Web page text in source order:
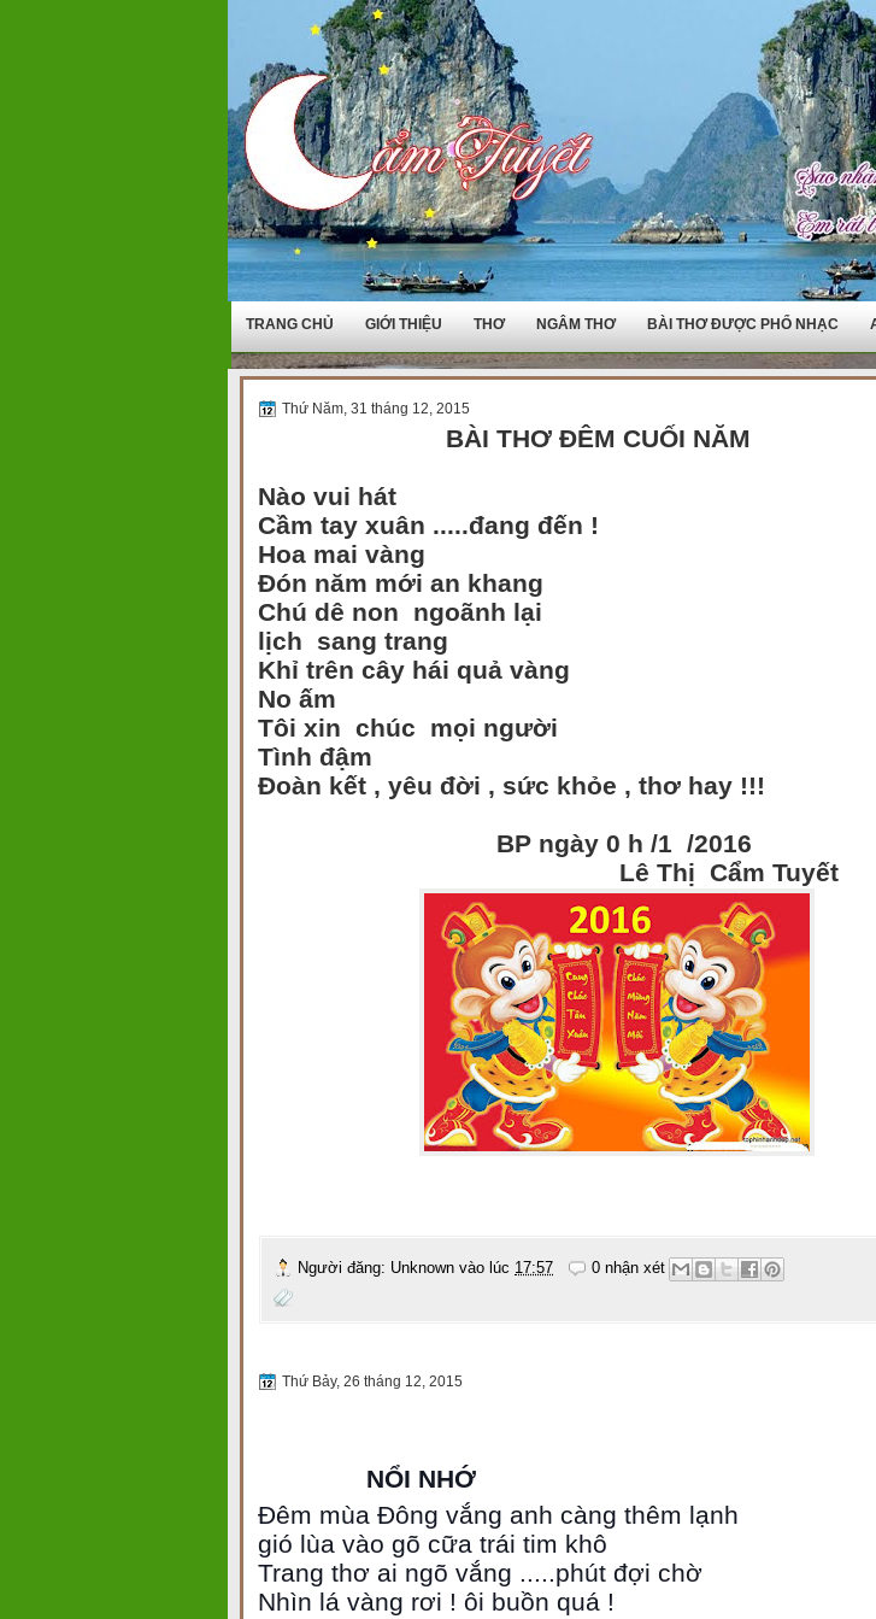
TRANG CHỦ GIỚI THIỆU THƠ NGÂM THƠ BÀI THƠ ĐƯỢC PHỔ NHẠC
Thứ Năm, 31 tháng 12, 2015
BÀI THƠ ĐÊM CUỐI NĂM
Nào vui hát
Cầm tay xuân .....đang đến !
Hoa mai vàng
Đón năm mới an khang
Chú dê non ngoãnh lại
lịch sang trang
Khỉ trên cây hái quả vàng
No ấm
Tôi xin chúc mọi người
Tình đậm
Đoàn kết , yêu đời , sức khỏe , thơ hay !!!
BP ngày 0 h /1 /2016
Lê Thị Cẩm Tuyết
Người đăng: Unknown vào lúc 17:57 0 nhận xét
Thứ Bảy, 26 tháng 12, 2015
NỔI NHỚ
Đêm mùa Đông vắng anh càng thêm lạnh
gió lùa vào gõ cữa trái tim khô
Trang thơ ai ngõ vắng .....phút đợi chờ
Nhìn lá vàng rơi ! ôi buồn quá !